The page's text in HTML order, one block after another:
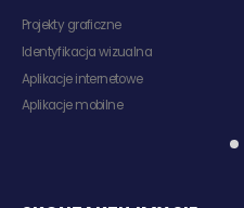
Projekty graficzne
Identyfikacja wizualna
Aplikacje internetowe
Aplikacje mobilne